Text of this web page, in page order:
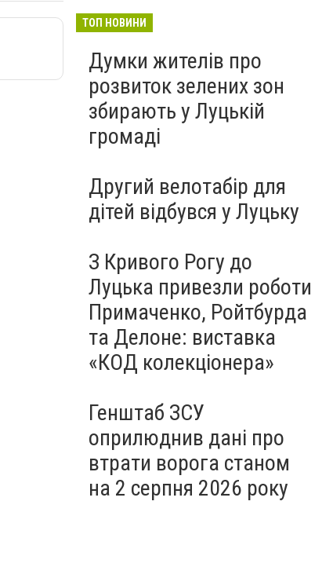
ТОП НОВИНИ
Думки жителів про
розвиток зелених зон
збирають у Луцькій
громаді
Другий велотабір для
дітей відбувся у Луцьку
З Кривого Рогу до
Луцька привезли роботи
Примаченко, Ройтбурда
та Делоне: виставка
«КОД колекціонера»
Генштаб ЗСУ
оприлюднив дані про
втрати ворога станом
на 2 серпня 2026 року